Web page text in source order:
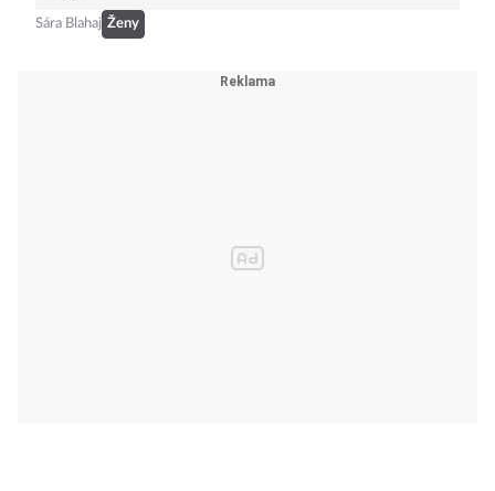
Sára Blahaj Ženy